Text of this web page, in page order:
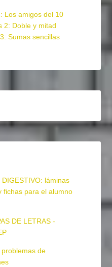
Los amigos del 10
2: Doble y mitad
Sumas sencillas
DIGESTIVO: láminas
fichas para el alumno
DE LETRAS -
de